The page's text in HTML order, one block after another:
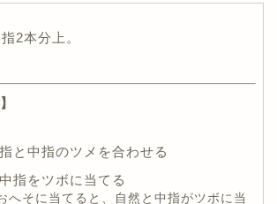
2本分上。
と中指のツメを合わせる
指をツボに当てる
へそに当てると、自然と中指がツボに当